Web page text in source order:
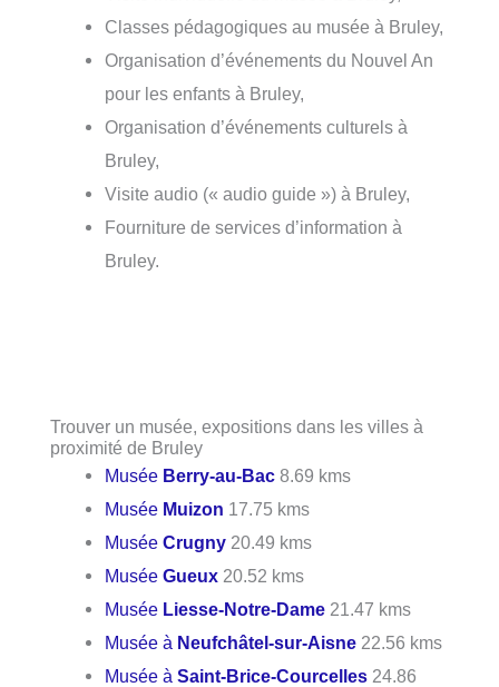
Classes pédagogiques au musée à Bruley,
Organisation d’événements du Nouvel An
pour les enfants à Bruley,
Organisation d’événements culturels à
Bruley,
Visite audio (« audio guide ») à Bruley,
Fourniture de services d’information à
Bruley.
Trouver un musée, expositions dans les villes à
proximité de Bruley
Musée Berry-au-Bac 8.69 kms
Musée Muizon 17.75 kms
MuséeCrugny 20.49 kms
MuséeGueux 20.52 kms
Musée Liesse-Notre-Dame 21.47 kms
Musée à Neufchâtel-sur-Aisne 22.56 kms
Musée àSaint-Brice-Courcelles 24.86